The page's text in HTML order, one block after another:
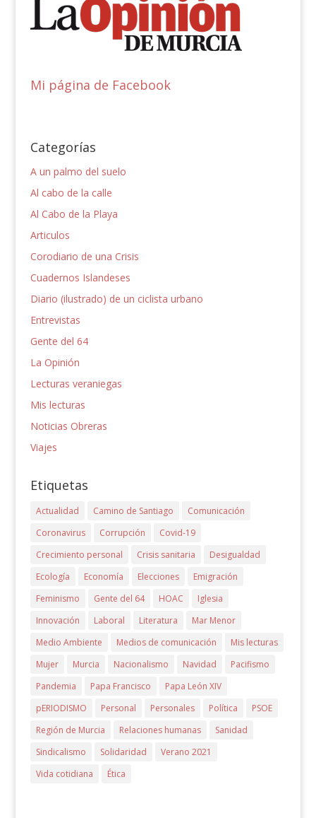
Mi página de Facebook
Categorías
A un palmo del suelo
Al cabo de la calle
Al Cabo de la Playa
Articulos
Corodiario de una Crisis
Cuadernos Islandeses
Diario (ilustrado) de un ciclista urbano
Entrevistas
Gente del 64
La Opinión
Lecturas veraniegas
Mis lecturas
Noticias Obreras
Viajes
Etiquetas
Actualidad Camino de Santiago
Comunicación
Coronavirus
Corrupción
Covid-19
Crecimiento personal
Crisis sanitaria
Desigualdad
Ecología
Economía Elecciones
Emigración
Feminismo
Gente del 64 HOAC
Iglesia
Innovación
Laboral Literatura
Mar Menor
Medio Ambiente
Medios de comunicación
Mis lecturas
Mujer
Murcia Nacionalismo Navidad
Pacifismo
Pandemia
Papa Francisco
Papa León XIV
pERIODISMO
Personal Personales Política
PSOE
Región de Murcia
Relaciones humanas
Sanidad
Sindicalismo
Solidaridad
Verano 2021
Vida cotidiana
Ética